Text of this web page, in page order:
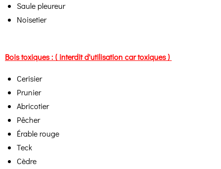
Saule pleureur
Noisetier
Bois toxiques : ( interdit d'utilisation car toxiques )
Cerisier
Prunier
Abricotier
Pêcher
Érable rouge
Teck
Cèdre